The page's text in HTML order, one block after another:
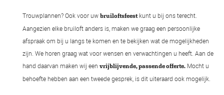
Trouwplannen? Ook voor uw bruiloftsfeestkunt u bij ons terecht.
Aangezien elke bruiloft anders is, maken we graag een persoonlijke
afspraak om bij u langs te komen en te bekijken wat de mogelijkheden
zijn. We horen graag wat voor wensen en verwachtingen u heeft. Aan de
hand daarvan maken wij een vrijblijvende, passende offerte. Mocht u
behoefte hebben aan een tweede gesprek, is dit uiteraard ook mogelijk.